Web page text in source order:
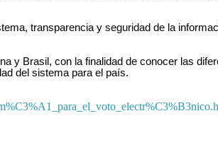
transparencia y seguridad de la
y Brasil, con la finalidad de conocer las
del sistema para el país.